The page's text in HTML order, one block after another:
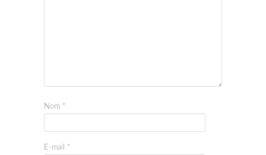
Nom *
E-mail *